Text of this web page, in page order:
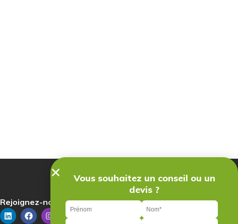
Rejoignez-nous sur :
Vous souhaitez un conseil ou un
devis ?